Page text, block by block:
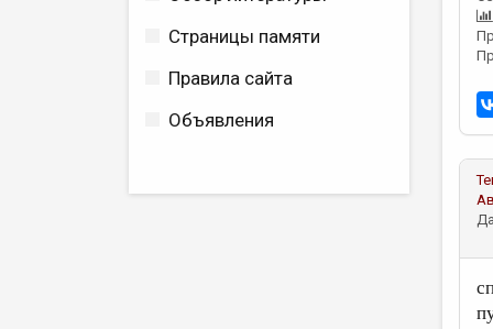
Страницы памяти
Правила сайта
Объявления